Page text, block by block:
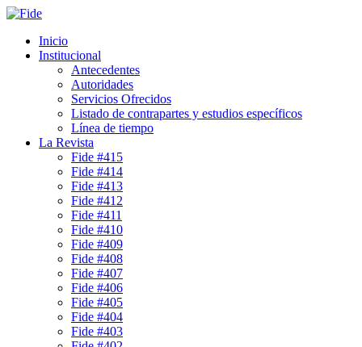
Inicio
Institucional
Antecedentes
Autoridades
Servicios Ofrecidos
Listado de contrapartes y estudios específicos
Línea de tiempo
La Revista
Fide #415
Fide #414
Fide #413
Fide #412
Fide #411
Fide #410
Fide #409
Fide #408
Fide #407
Fide #406
Fide #405
Fide #404
Fide #403